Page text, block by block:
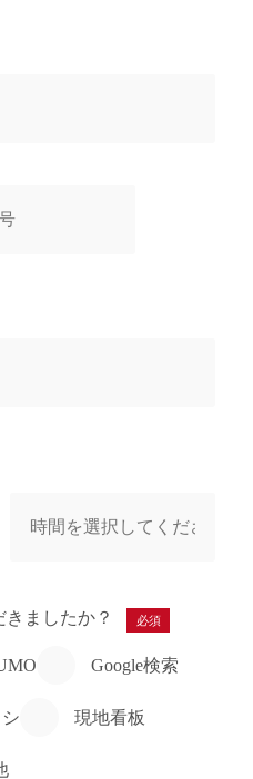
ましたか？ 必須
Google検索
現地看板